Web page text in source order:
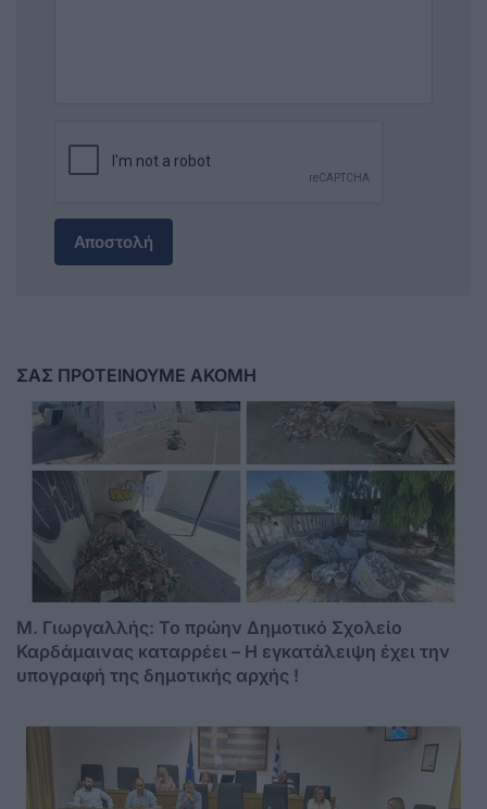
Αποστολή
ΣΑΣ ΠΡΟΤΕΙΝΟΥΜΕ ΑΚΟΜΗ
M. Γιωργαλλής: Το πρώην Δημοτικό Σχολείο
Καρδάμαινας καταρρέει – Η εγκατάλειψη έχει την
υπογραφή της δημοτικής αρχής !